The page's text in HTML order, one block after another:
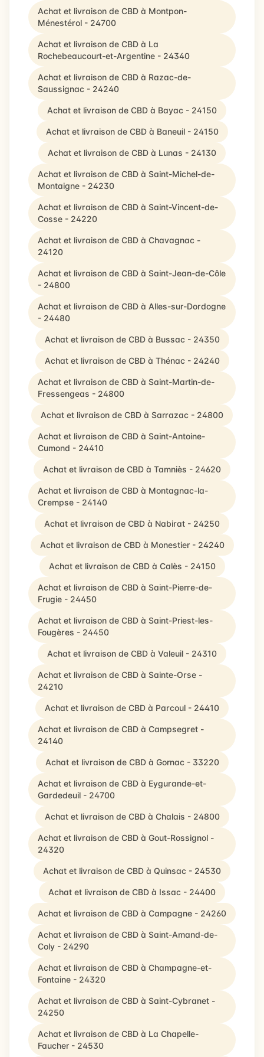
Achat et livraison de CBD à Montpon-
Ménestérol - 24700
Achat et livraison de CBD à La
Rochebeaucourt-et-Argentine - 24340
Achat et livraison de CBD à Razac-de-
Saussignac - 24240
Achat et livraison de CBD à Bayac - 24150
Achat et livraison de CBD à Baneuil - 24150
Achat et livraison de CBD à Lunas - 24130
Achat et livraison de CBD à Saint-Michel-de-
Montaigne - 24230
Achat et livraison de CBD à Saint-Vincent-de-
Cosse - 24220
Achat et livraison de CBD à Chavagnac -
24120
Achat et livraison de CBD à Saint-Jean-de-Côle
- 24800
Achat et livraison de CBD à Alles-sur-Dordogne
- 24480
Achat et livraison de CBD à Bussac - 24350
Achat et livraison de CBD à Thénac - 24240
Achat et livraison de CBD à Saint-Martin-de-
Fressengeas - 24800
Achat et livraison de CBD à Sarrazac - 24800
Achat et livraison de CBD à Saint-Antoine-
Cumond - 24410
Achat et livraison de CBD à Tamniès - 24620
Achat et livraison de CBD à Montagnac-la-
Crempse - 24140
Achat et livraison de CBD à Nabirat - 24250
Achat et livraison de CBD à Monestier - 24240
Achat et livraison de CBD à Calès - 24150
Achat et livraison de CBD à Saint-Pierre-de-
Frugie - 24450
Achat et livraison de CBD à Saint-Priest-les-
Fougères - 24450
Achat et livraison de CBD à Valeuil - 24310
Achat et livraison de CBD à Sainte-Orse -
24210
Achat et livraison de CBD à Parcoul - 24410
Achat et livraison de CBD à Campsegret -
24140
Achat et livraison de CBD à Gornac - 33220
Achat et livraison de CBD à Eygurande-et-
Gardedeuil - 24700
Achat et livraison de CBD à Chalais - 24800
Achat et livraison de CBD à Gout-Rossignol -
24320
Achat et livraison de CBD à Quinsac - 24530
Achat et livraison de CBD à Issac - 24400
Achat et livraison de CBD à Campagne - 24260
Achat et livraison de CBD à Saint-Amand-de-
Coly - 24290
Achat et livraison de CBD à Champagne-et-
Fontaine - 24320
Achat et livraison de CBD à Saint-Cybranet -
24250
Achat et livraison de CBD à La Chapelle-
Faucher - 24530